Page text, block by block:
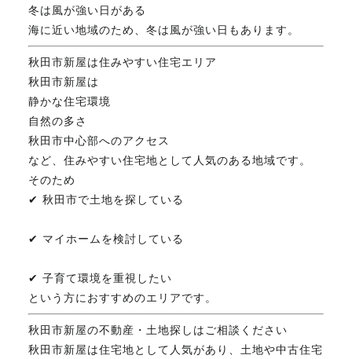
冬は風が強い日がある
海に近い地域のため、冬は風が強い日もあります。
秋田市新屋は住みやすい住宅エリア
秋田市新屋は
静かな住宅環境
自然の多さ
秋田市中心部へのアクセス
など、住みやすい住宅地として人気のある地域です。
そのため
✔ 秋田市で土地を探している
✔ マイホームを検討している
✔ 子育て環境を重視したい
という方におすすめのエリアです。
秋田市新屋の不動産・土地探しはご相談ください
秋田市新屋は住宅地として人気があり、土地や中古住宅